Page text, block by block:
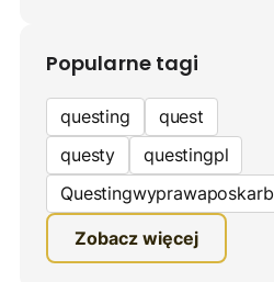
Popularne tagi
questing
quest
questy
questingpl
Questingwyprawaposkarb
edukacyjna gra terenowa
fundacja questingu
Zobacz więcej